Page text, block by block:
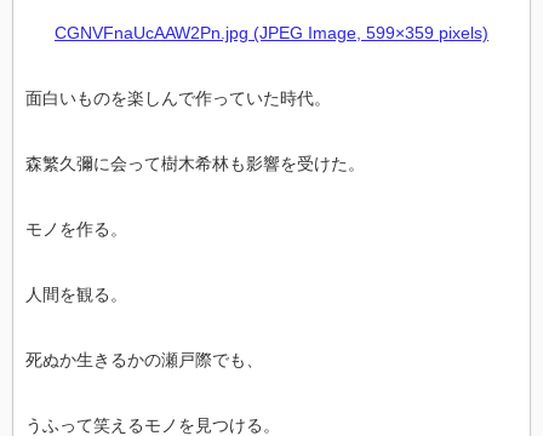
CGNVFnaUcAAW2Pn.jpg (JPEG Image, 599×359 pixels)
面白いものを楽しんで作っていた時代。
森繁久彌に会って樹木希林も影響を受けた。
モノを作る。
人間を観る。
死ぬか生きるかの瀬戸際でも、
うふって笑えるモノを見つける。